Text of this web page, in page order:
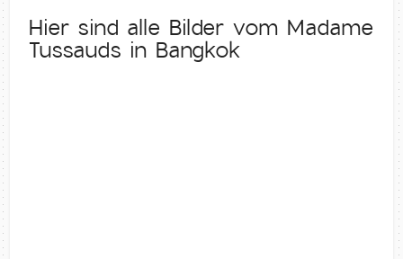
Hier sind alle Bilder vom Madame
Tussauds in Bangkok